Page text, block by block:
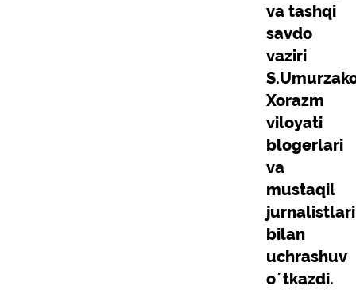
va tashqi
savdo
vaziri
Xorazm
viloyati
blogerlari
va
mustaqil
jurnalistlari
bilan
uchrashuv
oʼtkazdi.